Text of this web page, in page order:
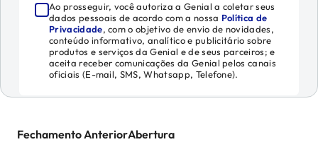
Ao prosseguir, você autoriza a Genial a coletar seus
dados pessoais de acordo com a nossa Política de
Privacidade, com o objetivo de envio de novidades,
conteúdo informativo, analítico e publicitário sobre
produtos e serviços da Genial e de seus parceiros; e
aceita receber comunicações da Genial pelos canais
oficiais (E-mail, SMS, Whatsapp, Telefone).
Fechamento AnteriorAbertura